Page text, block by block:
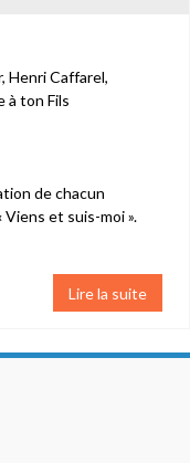
Henri Caffarel,
à ton Fils
de chacun
Viens et suis-moi ».
Lire la suite